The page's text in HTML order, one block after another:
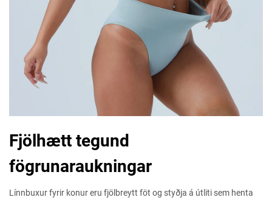
Fjölhætt tegund
fögrunaraukningar
Línnbuxur fyrir konur eru fjölbreytt föt og styðja á útliti sem henta